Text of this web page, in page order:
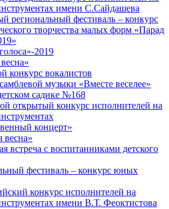
имени С.Сайдашева
региональный фестиваль – конкурс
творчества малых форм «Парад
2019
конкурс вокалистов
музыки «Вместе веселее»
садике №168
открытый конкурс исполнителей на
концерт»
весна»
встреча с воспитанниками детского
фестиваль – конкурс юных
конкурс исполнителей на
имени В.Т. Феоктистова